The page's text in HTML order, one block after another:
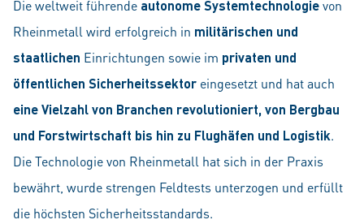
Die weltweit führende autonome Systemtechnologievon
Rheinmetall wird erfolgreich in militärischen und
staatlichen Einrichtungen sowie im privaten und
öffentlichen Sicherheitssektor eingesetzt und hat auch
eine Vielzahl von Branchen revolutioniert, von Bergbau
und Forstwirtschaft bis hin zu Flughäfen und Logistik.
Die Technologie von Rheinmetall hat sich in der Praxis
bewährt, wurde strengen Feldtests unterzogen und erfüllt
die höchsten Sicherheitsstandards.